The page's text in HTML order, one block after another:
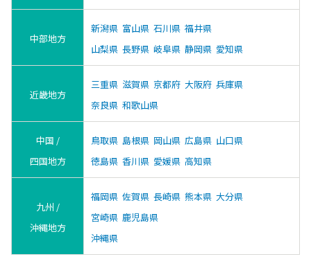
中部地方
新潟県 富山県 石川県 福井県
山梨県 長野県 岐阜県 静岡県 愛知県
近畿地方
三重県 滋賀県 京都府 大阪府 兵庫県
奈良県 和歌山県
中国 /
四国地方
鳥取県 島根県 岡山県 広島県 山口県
徳島県 香川県 愛媛県 高知県
九州 /
沖縄地方
福岡県 佐賀県 長崎県 熊本県 大分県
宮崎県 鹿児島県
沖縄県